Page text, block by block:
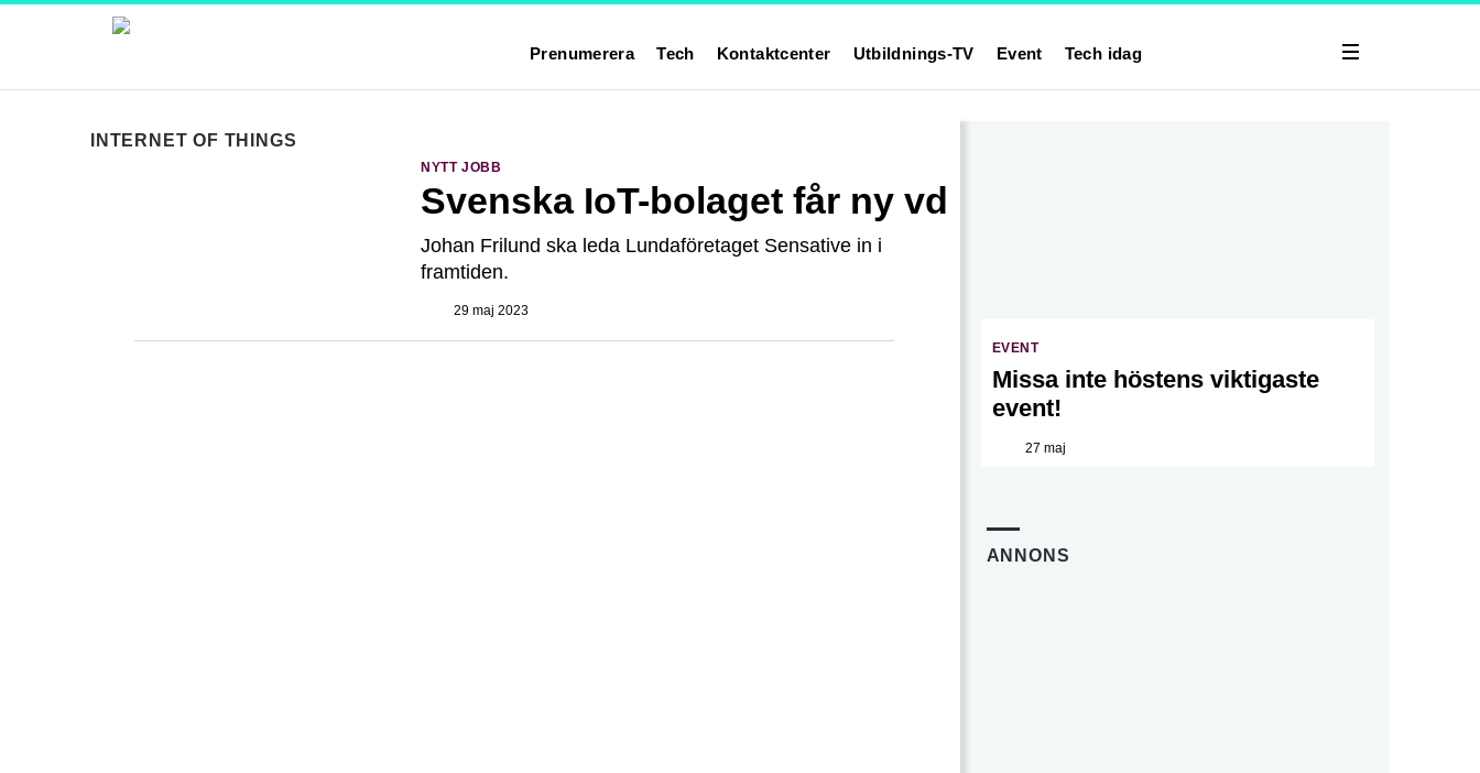
Prenumerera Tech Kontaktcenter Utbildnings-TV Event Tech idag
INTERNET OF THINGS
NYTT JOBB
Svenska IoT-bolaget får ny vd
Johan Frilund ska leda Lundaföretaget Sensative in i
framtiden.
29 maj 2023
EVENT
Missa inte höstens viktigaste
event!
27 maj
ANNONS